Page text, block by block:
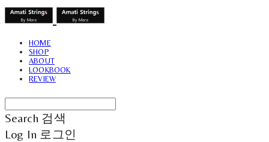
HOME
SHOP
ABOUT
LOOKBOOK
REVIEW
Search 검색
Log In 로그인